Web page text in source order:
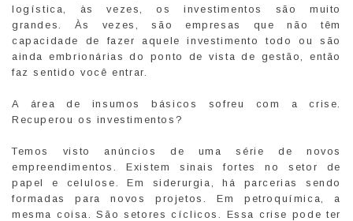
logística, às vezes, os investimentos são muito
grandes. Às vezes, são empresas que não têm
capacidade de fazer aquele investimento todo ou são
ainda embrionárias do ponto de vista de gestão, então
faz sentido você entrar.
A área de insumos básicos sofreu com a crise.
Recuperou os investimentos?
Temos visto anúncios de uma série de novos
empreendimentos. Existem sinais fortes no setor de
papel e celulose. Em siderurgia, há parcerias sendo
formadas para novos projetos. Em petroquímica, a
mesma coisa. São setores cíclicos. Essa crise pode ter